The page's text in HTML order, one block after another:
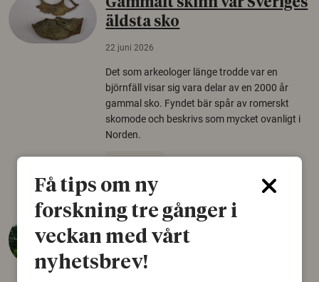
Gammalt skinn var Sveriges
äldsta sko
22 juni 2026
Det som arkeologer länge trodde var en
björnfäll visar sig vara delar av en 2000 år
gammal sko. Fyndet bär spår av romerskt
skomode och beskrivs som mycket ovanligt i
Norden.
Så mycket eklandskap
krävs för att rädda hotade
arter
Få tips om ny
forskning tre gånger i
veckan med vårt
nyhetsbrev!